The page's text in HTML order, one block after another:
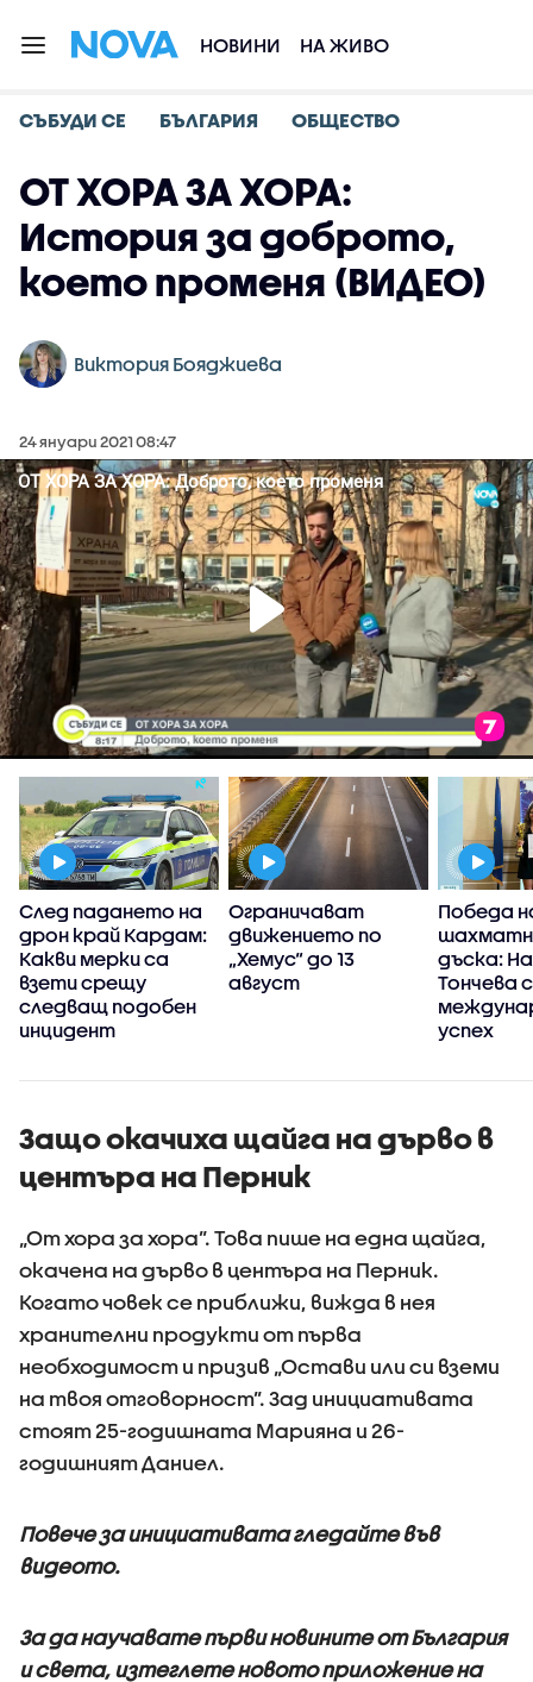
НОВИНИ НА ЖИВО
СЪБУДИ СЕ БЪЛГАРИЯ ОБЩЕСТВО
ОТ ХОРА ЗА ХОРА:
История за доброто,
което променя (ВИДЕО)
Виктория Бояджиева
24 януари 2021 08:47
След падането на
дрон край Кардам:
Какви мерки са
взети срещу
следващ подобен
инцидент
Ограничават
движението по
„Хемус“ до 13
август
Победа
дъска:
Тончева
успех
Защо окачиха щайга на дърво в
центъра на Перник
„От хора за хора”. Това пише на една щайга,
окачена на дърво в центъра на Перник.
Когато човек се приближи, вижда в нея
хранителни продукти от първа
необходимост и призив „Остави или си вземи
на твоя отговорност”. Зад инициативата
стоят 25-годишната Марияна и 26-
годишният Даниел.
Повече за инициативата гледайте във
видеото.
За да научавате първи новините от България
и света, изтеглете новото приложение на